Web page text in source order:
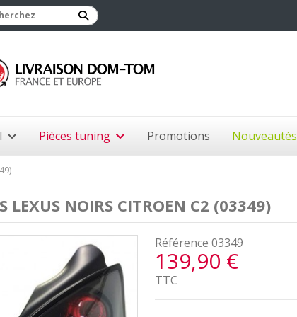
Pièces tuning Promotions Nouveautés
LEXUS NOIRS CITROEN C2 (03349)
Référence 03349
139,90 €
TTC